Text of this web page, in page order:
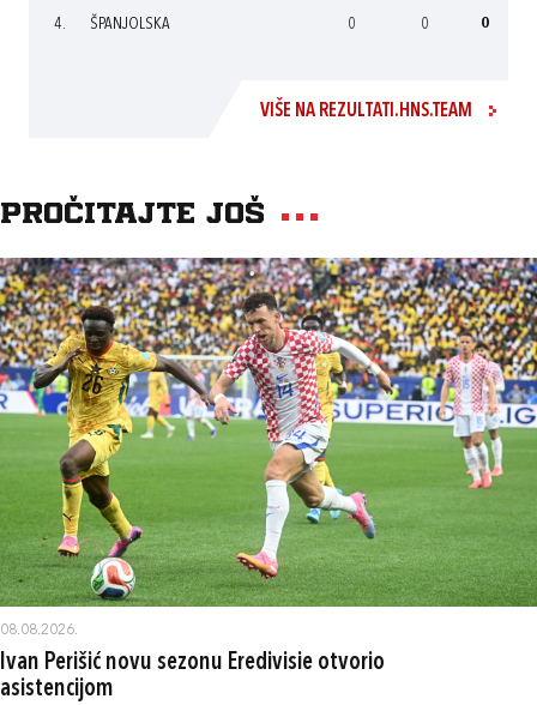
4. ŠPANJOLSKA 0 0 0
VIŠE NA REZULTATI.HNS.TEAM
Pročitajte još
08.08.2026.
Ivan Perišić novu sezonu Eredivisie otvorio
asistencijom